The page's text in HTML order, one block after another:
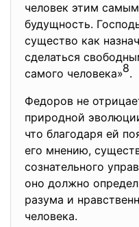
человек этим
будущность.
существо как
сделаться
самого человека»8.
Федоров не
природной
что благодаря ей
его мнению,
сознательного
оно должно
разума и
человека.